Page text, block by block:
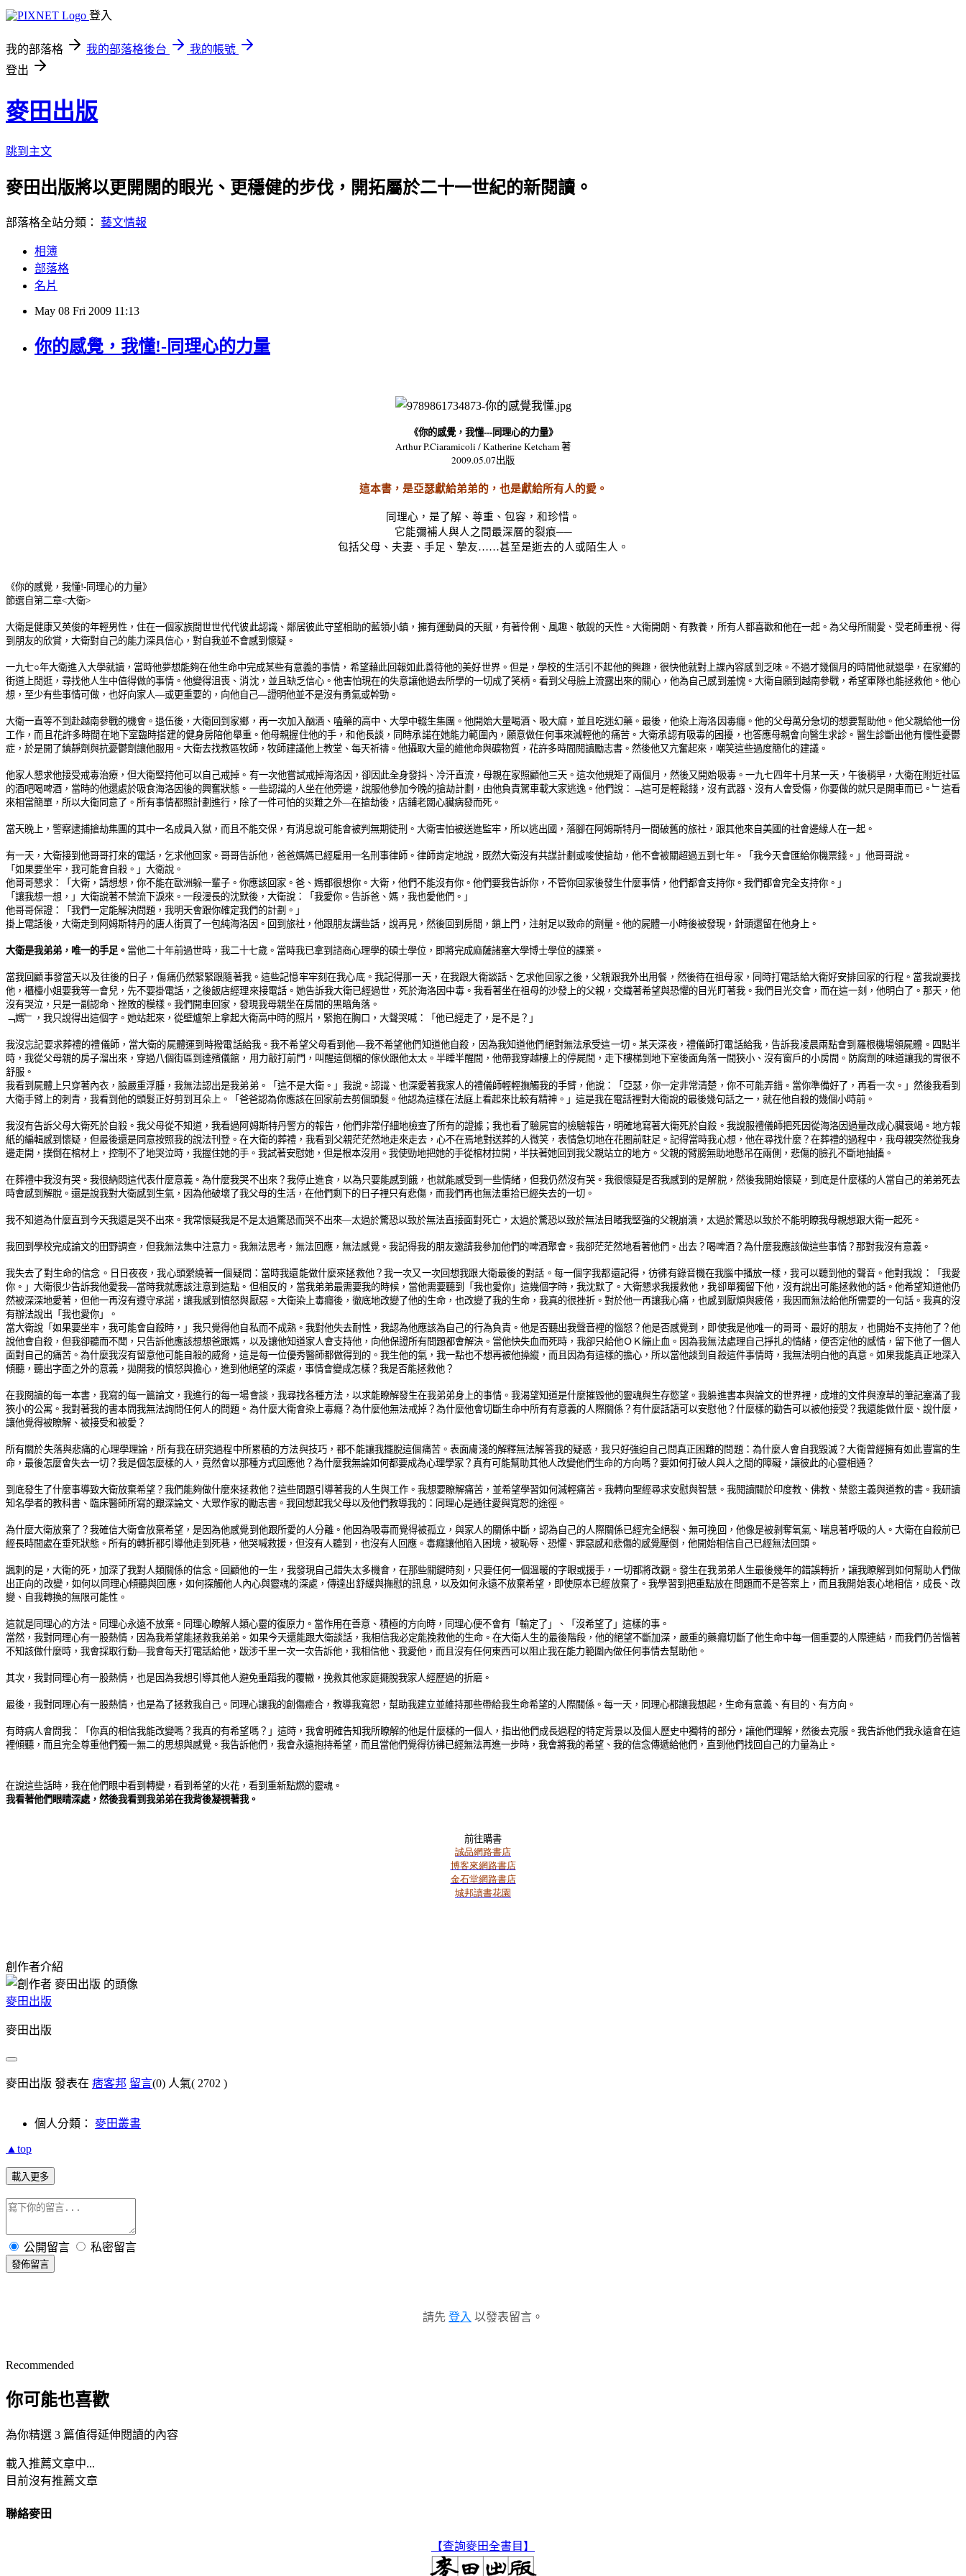
登入
我的部落格 我的部落格後台
我的帳號
登出
麥田出版
跳到主文
麥田出版將以更開闊的眼光、更穩健的步伐，開拓屬於二十一世紀的新閱讀。
部落格全站分類： 藝文情報
相簿
部落格
名片
May 08 Fri 2009 11:13
你的感覺，我懂!-同理心的力量
《你的感覺，我懂---同理心的力量》
Arthur P.Ciaramicoli / Katherine Ketcham 著
2009.05.07出版
這本書，是亞瑟獻給弟弟的，也是獻給所有人的愛。
同理心，是了解、尊重、包容，和珍惜。
它能彌補人與人之間最深層的裂痕──
包括父母、夫妻、手足、摯友……甚至是逝去的人或陌生人。
《你的感覺，我懂!-同理心的力量》
節選自第二章<大衛>
大衛是健康又英俊的年輕男性，住在一個家族間世世代代彼此認識、鄰居彼此守望相助的藍領小鎮，擁有運動員的天賦，有著伶俐、風趣、敏銳的天性。大衛開朗、有教養，所有人都喜歡和他在一起。為父母所關愛、受老師重視、得
到朋友的欣賞，大衛對自己的能力深具信心，對自我並不會感到懷疑。
一九七○年大衛進入大學就讀，當時他夢想能夠在他生命中完成某些有意義的事情，希望藉此回報如此善待他的美好世界。但是，學校的生活引不起他的興趣，很快他就對上課內容感到乏味。不過才幾個月的時間他就退學，在家鄉的
街道上閒逛，尋找他人生中值得做的事情。他變得沮喪、消沈，並且缺乏信心。他害怕現在的失意讓他過去所學的一切成了笑柄。看到父母臉上流露出來的關心，他為自己感到羞愧。大衛自願到越南參戰，希望軍隊也能拯救他。他心
想，至少有些事情可做，也好向家人—或更重要的，向他自己—證明他並不是沒有勇氣或幹勁。
大衛一直等不到赴越南參戰的機會。退伍後，大衛回到家鄉，再一次加入酗酒、嗑藥的高中、大學中輟生集團。他開始大量喝酒、吸大麻，並且吃迷幻藥。最後，他染上海洛因毒癮。他的父母萬分急切的想要幫助他。他父親給他一份
工作，而且花許多時間在地下室臨時搭建的健身房陪他舉重。他母親握住他的手，和他長談，同時承諾在她能力範圍內，願意做任何事來減輕他的痛苦。大衛承認有吸毒的困擾，也答應母親會向醫生求診。醫生診斷出他有慢性憂鬱
症，於是開了鎮靜劑與抗憂鬱劑讓他服用。大衛去找教區牧師，牧師建議他上教堂、每天祈禱。他攝取大量的維他命與礦物質，花許多時間閱讀勵志書。然後他又亢奮起來，嘲笑這些過度簡化的建議。
他家人懇求他接受戒毒治療，但大衛堅持他可以自己戒掉。有一次他嘗試戒掉海洛因，卻因此全身發抖、冷汗直流，母親在家照顧他三天。這次他規矩了兩個月，然後又開始吸毒。一九七四年十月某一天，午後稍早，大衛在附近社區
的酒吧喝啤酒，當時的他還處於吸食海洛因後的興奮狀態。一些認識的人坐在他旁邊，說服他參加今晚的搶劫計劃，由他負責駕車載大家逃逸。他們說：﹁這可是輕鬆錢，沒有武器、沒有人會受傷，你要做的就只是開車而已。﹂這看
來相當簡單，所以大衛同意了。所有事情都照計劃進行，除了一件可怕的災難之外—在搶劫後，店鋪老闆心臟病發而死。
當天晚上，警察逮捕搶劫集團的其中一名成員入獄，而且不能交保，有消息說可能會被判無期徒刑。大衛害怕被送進監牢，所以逃出國，落腳在阿姆斯特丹一間破舊的旅社，跟其他來自美國的社會邊緣人在一起。
有一天，大衛接到他哥哥打來的電話，乞求他回家。哥哥告訴他，爸爸媽媽已經雇用一名刑事律師。律師肯定地說，既然大衛沒有共謀計劃或唆使搶劫，他不會被關超過五到七年。「我今天會匯給你機票錢。」他哥哥說。
「如果要坐牢，我可能會自殺。」大衛說。
他哥哥懇求：「大衛，請想想，你不能在歐洲躲一輩子。你應該回家。爸、媽都很想你。大衛，他們不能沒有你。他們要我告訴你，不管你回家後發生什麼事情，他們都會支持你。我們都會完全支持你。」
「讓我想一想，」大衛說著不禁流下淚來。一段漫長的沈默後，大衛說：「我愛你。告訴爸、媽，我也愛他們。」
他哥哥保證：「我們一定能解決問題，我明天會跟你確定我們的計劃。」
掛上電話後，大衛走到阿姆斯特丹的唐人街買了一包純海洛因。回到旅社，他跟朋友講些話，說再見，然後回到房間，鎖上門，注射足以致命的劑量。他的屍體一小時後被發現，針頭還留在他身上。
大衛是我弟弟，唯一的手足。 當他二十年前過世時，我二十七歲。當時我已拿到諮商心理學的碩士學位，即將完成麻薩諸塞大學博士學位的課業。
當我回顧事發當天以及往後的日子，傷痛仍然緊緊跟隨著我。這些記憶牢牢刻在我心底。我記得那一天，在我跟大衛談話、乞求他回家之後，父親跟我外出用餐，然後待在祖母家，同時打電話給大衛好安排回家的行程。當我說要找
他，櫃檯小姐要我等一會兒，先不要掛電話，之後飯店經理來接電話。她告訴我大衛已經過世，死於海洛因中毒。我看著坐在祖母的沙發上的父親，交織著希望與恐懼的目光盯著我。我們目光交會，而在這一刻，他明白了。那天，他
沒有哭泣，只是一副認命、挫敗的模樣。我們開車回家，發現我母親坐在房間的黑暗角落。
﹁媽﹂，我只說得出這個字。她站起來，從壁爐架上拿起大衛高中時的照片，緊抱在胸口，大聲哭喊：「他已經走了，是不是？」
我沒忘記要求葬禮的禮儀師，當大衛的屍體運到時撥電話給我。我不希望父母看到他—我不希望他們知道他自殺，因為我知道他們絕對無法承受這一切。某天深夜，禮儀師打電話給我，告訴我凌晨兩點會到羅根機場領屍體。四點半
時，我從父母親的房子溜出來，穿過八個街區到達殯儀館，用力敲打前門，叫醒這倒楣的傢伙跟他太太。半睡半醒間，他帶我穿越樓上的停屍間，走下樓梯到地下室後面角落一間狹小、沒有窗戶的小房間。防腐劑的味道讓我的胃很不
舒服。
我看到屍體上只穿著內衣，臉嚴重浮腫，我無法認出是我弟弟。「這不是大衛。」我說。認識、也深愛著我家人的禮儀師輕輕撫觸我的手臂，他說：「亞瑟，你一定非常清楚，你不可能弄錯。當你準備好了，再看一次。」然後我看到
大衛手臂上的刺青，我看到他的頭髮正好剪到耳朵上。「爸爸認為你應該在回家前去剪個頭髮。他認為這樣在法庭上看起來比較有精神。」這是我在電話裡對大衛說的最後幾句話之一，就在他自殺的幾個小時前。
我沒有告訴父母大衛死於自殺。我父母從不知道，我看過阿姆斯特丹警方的報告，他們非常仔細地檢查了所有的證據；我也看了驗屍官的檢驗報告，明確地寫著大衛死於自殺。我說服禮儀師把死因從海洛因過量改成心臟衰竭。地方報
紙的編輯感到懷疑，但最後還是同意按照我的說法刊登。在大衛的葬禮，我看到父親茫茫然地走來走去，心不在焉地對送葬的人微笑，表情急切地在花圈前駐足。記得當時我心想，他在尋找什麼？在葬禮的過程中，我母親突然從我身
邊走開，撲倒在棺材上，控制不了地哭泣時，我握住她的手。我試著安慰她，但是根本沒用。我使勁地把她的手從棺材拉開，半扶著她回到我父親站立的地方。父親的臂膀無助地懸吊在兩側，悲傷的臉孔不斷地抽搐。
在葬禮中我沒有哭。我很納悶這代表什麼意義。為什麼我哭不出來？我停止進食，以為只要能感到餓，也就能感受到一些情緒，但我仍然沒有哭。我很懷疑是否我感到的是解脫，然後我開始懷疑，到底是什麼樣的人當自己的弟弟死去
時會感到解脫。還是說我對大衛感到生氣，因為他破壞了我父母的生活，在他們剩下的日子裡只有悲傷，而我們再也無法重拾已經失去的一切。
我不知道為什麼直到今天我還是哭不出來。我常懷疑我是不是太過驚恐而哭不出來—太過於驚恐以致於無法直接面對死亡，太過於驚恐以致於無法目睹我堅強的父親崩潰，太過於驚恐以致於不能明瞭我母親想跟大衛一起死。
我回到學校完成論文的田野調查，但我無法集中注意力。我無法思考，無法回應，無法感覺。我記得我的朋友邀請我參加他們的啤酒聚會。我卻茫茫然地看著他們。出去？喝啤酒？為什麼我應該做這些事情？那對我沒有意義。
我失去了對生命的信念。日日夜夜，我心頭縈繞著一個疑問：當時我還能做什麼來拯救他？我一次又一次回想我跟大衛最後的對話。每一個字我都還記得，彷彿有錄音機在我腦中播放一樣，我可以聽到他的聲音。他對我說：「我愛
你。」大衛很少告訴我他愛我—當時我就應該注意到這點。但相反的，當我弟弟最需要我的時候，當他需要聽到「我也愛你」這幾個字時，我沈默了。大衛懇求我援救他，我卻單獨留下他，沒有說出可能拯救他的話。他希望知道他仍
然被深深地愛著，但他一再沒有遵守承諾，讓我感到憤怒與厭惡。大衛染上毒癮後，徹底地改變了他的生命，也改變了我的生命，我真的很挫折。對於他一再讓我心痛，也感到厭煩與疲倦，我因而無法給他所需要的一句話。我真的沒
有辦法說出「我也愛你」。
當大衛說「如果要坐牢，我可能會自殺時，」我只覺得他自私而不成熟。我對他失去耐性，我認為他應該為自己的行為負責。他是否聽出我聲音裡的惱怒？他是否感覺到，即使我是他唯一的哥哥、最好的朋友，也開始不支持他了？他
說他會自殺，但我卻聽而不聞，只告訴他應該想想爸跟媽，以及讓他知道家人會支持他，向他保證所有問題都會解決。當他快失血而死時，我卻只給他ＯＫ繃止血。因為我無法處理自己掙扎的情緒，便否定他的感情，留下他了一個人
面對自己的痛苦。為什麼我沒有留意他可能自殺的威脅，這是每一位優秀醫師都做得到的。我生他的氣，我一點也不想再被他操縱，而且因為有這樣的擔心，所以當他談到自殺這件事情時，我無法明白他的真意。如果我能真正地深入
傾聽，聽出字面之外的意義，拋開我的憤怒與擔心，進到他絕望的深處，事情會變成怎樣？我是否能拯救他？
在我閱讀的每一本書，我寫的每一篇論文，我進行的每一場會談，我尋找各種方法，以求能瞭解發生在我弟弟身上的事情。我渴望知道是什麼摧毀他的靈魂與生存慾望。我躲進書本與論文的世界裡，成堆的文件與潦草的筆記塞滿了我
狹小的公寓。我對著我的書本問我無法詢問任何人的問題。為什麼大衛會染上毒癮？為什麼他無法戒掉？為什麼他會切斷生命中所有有意義的人際關係？有什麼話語可以安慰他？什麼樣的勸告可以被他接受？我還能做什麼、說什麼，
讓他覺得被瞭解、被接受和被愛？
所有關於失落與悲痛的心理學理論，所有我在研究過程中所累積的方法與技巧，都不能讓我擺脫這個痛苦。表面膚淺的解釋無法解答我的疑惑，我只好強迫自己問真正困難的問題：為什麼人會自我毀滅？大衛曾經擁有如此豐富的生
命，最後怎麼會失去一切？我是個怎麼樣的人，竟然會以那種方式回應他？為什麼我無論如何都要成為心理學家？真有可能幫助其他人改變他們生命的方向嗎？要如何打破人與人之間的障礙，讓彼此的心靈相通？
到底發生了什麼事導致大衛放棄希望？我們能夠做什麼來拯救他？這些問題引導著我的人生與工作。我想要瞭解痛苦，並希望學習如何減輕痛苦。我轉向聖經尋求安慰與智慧。我閱讀關於印度教、佛教、禁慾主義與道教的書。我研讀
知名學者的教科書、臨床醫師所寫的艱深論文、大眾作家的勵志書。我回想起我父母以及他們教導我的：同理心是通往愛與寬恕的途徑。
為什麼大衛放棄了？我確信大衛會放棄希望，是因為他感覺到他跟所愛的人分離。他因為吸毒而覺得被孤立，與家人的關係中斷，認為自己的人際關係已經完全絕裂、無可挽回，他像是被剝奪氧氣、喘息著呼吸的人。大衛在自殺前已
經長時間處在垂死狀態。所有的轉折都引導他走到死巷，他哭喊救援，但沒有人聽到，也沒有人回應。毒癮讓他陷入困境，被恥辱、恐懼、罪惡感和悲傷的感覺壓倒，他開始相信自己已經無法回頭。
諷刺的是，大衛的死，加深了我對人類關係的信念。回顧他的一生，我發現自己錯失太多機會，在那些關鍵時刻，只要任何一個溫暖的字眼或援手，一切都將改觀。發生在我弟弟人生最後幾年的錯誤轉折，讓我瞭解到如何幫助人們做
出正向的改變，如何以同理心傾聽與回應，如何探觸他人內心與靈魂的深處，傳達出舒緩與撫慰的訊息，以及如何永遠不放棄希望，即使原本已經放棄了。我學習到把重點放在問題而不是答案上，而且我開始衷心地相信，成長、改
變、自我轉換的無限可能性。
這就是同理心的方法。同理心永遠不放棄。同理心瞭解人類心靈的復原力。當作用在善意、積極的方向時，同理心便不會有「輸定了」、「沒希望了」這樣的事。
當然，我對同理心有一股熱情，因為我希望能拯救我弟弟。如果今天還能跟大衛談話，我相信我必定能挽救他的生命。在大衛人生的最後階段，他的絕望不斷加深，嚴重的藥癮切斷了他生命中每一個重要的人際連結，而我們仍苦惱著
不知該做什麼時，我會採取行動—我會每天打電話給他，跋涉千里一次一次告訴他，我相信他、我愛他，而且沒有任何東西可以阻止我在能力範圍內做任何事情去幫助他。
其次，我對同理心有一股熱情，也是因為我想引導其他人避免重蹈我的覆轍，挽救其他家庭擺脫我家人經歷過的折磨。
最後，我對同理心有一股熱情，也是為了拯救我自己。同理心讓我的創傷癒合，教導我寬恕，幫助我建立並維持那些帶給我生命希望的人際關係。每一天，同理心都讓我想起，生命有意義、有目的、有方向。
有時病人會問我：「你真的相信我能改變嗎？我真的有希望嗎？」這時，我會明確告知我所瞭解的他是什麼樣的一個人，指出他們成長過程的特定背景以及個人歷史中獨特的部分，讓他們理解，然後去克服。我告訴他們我永遠會在這
裡傾聽，而且完全尊重他們獨一無二的思想與感覺。我告訴他們，我會永遠抱持希望，而且當他們覺得彷彿已經無法再進一步時，我會將我的希望、我的信念傳遞給他們，直到他們找回自己的力量為止。
在說這些話時，我在他們眼中看到轉變，看到希望的火花，看到重新點燃的靈魂。
我看著他們眼睛深處，然後我看到我弟弟在我背後凝視著我。
前往購書
誠品網路書店
博客來網路書店
金石堂網路書店
城邦讀書花園
創作者介紹
麥田出版
麥田出版
麥田出版 發表在 痞客邦 留言(0) 人氣( 2702 )
個人分類： 麥田叢書
▲top
載入更多
公開留言 私密留言
發佈留言
請先 登入 以發表留言。
Recommended
你可能也喜歡
為你精選 3 篇值得延伸閱讀的內容
載入推薦文章中...
目前沒有推薦文章
聯絡麥田
【查詢麥田全書目】